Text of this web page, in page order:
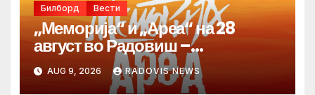
Билборд Вести
„Меморија“ и „Ареа“ на 28
август во Радовиш –
продолжува традицијата за
Денот на македонските рудари
AUG 9, 2026 RADOVIS NEWS